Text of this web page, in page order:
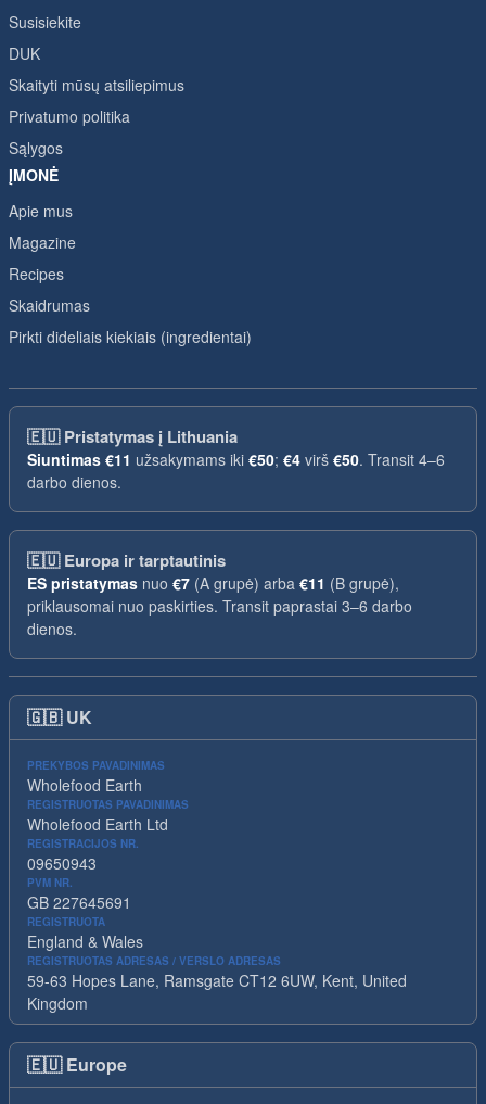
Susisiekite
DUK
Skaityti mūsų atsiliepimus
Privatumo politika
Sąlygos
ĮMONĖ
Apie mus
Magazine
Recipes
Skaidrumas
Pirkti dideliais kiekiais (ingredientai)
🇪🇺Pristatymas į Lithuania
Siuntimas €11 užsakymams iki €50; €4 virš €50. Transit 4–6
darbo dienos.
🇪🇺Europa ir tarptautinis
ES pristatymas nuo €7 (A grupė) arba €11 (B grupė),
priklausomai nuo paskirties. Transit paprastai 3–6 darbo
dienos.
🇬🇧 UK
PREKYBOS PAVADINIMAS
Wholefood Earth
REGISTRUOTAS PAVADINIMAS
Wholefood Earth Ltd
REGISTRACIJOS NR.
09650943
PVM NR.
GB 227645691
REGISTRUOTA
England & Wales
REGISTRUOTAS ADRESAS / VERSLO ADRESAS
59-63 Hopes Lane, Ramsgate CT12 6UW, Kent, United
Kingdom
🇪🇺 Europe